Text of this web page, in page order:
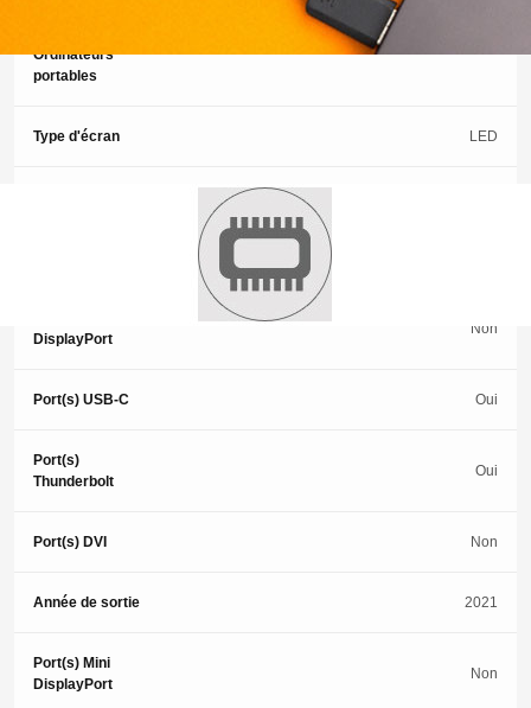
Ordinateurs
portables
Type d'écran LED
DisplayPort
Non
Port(s) USB-C Oui
Port(s)
Thunderbolt
Oui
Port(s) DVI Non
Année de sortie 2021
Port(s) Mini
DisplayPort
Non